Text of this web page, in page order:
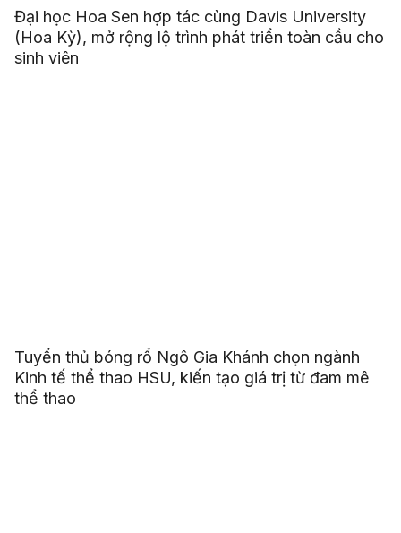
Đại học Hoa Sen hợp tác cùng Davis University
(Hoa Kỳ), mở rộng lộ trình phát triển toàn cầu cho
sinh viên
Tuyển thủ bóng rổ Ngô Gia Khánh chọn ngành
Kinh tế thể thao HSU, kiến tạo giá trị từ đam mê
thể thao